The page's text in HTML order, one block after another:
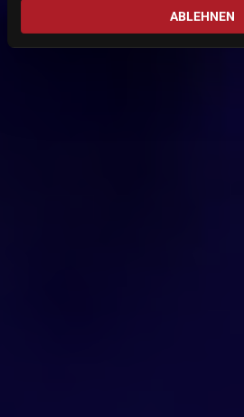
ABLEHNEN